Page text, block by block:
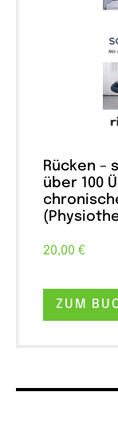
Rücken –
über 100
20,00 €
ZUM